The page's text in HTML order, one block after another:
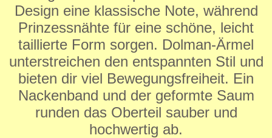
Design eine klassische Note, während
Prinzessnähte für eine schöne, leicht
taillierte Form sorgen. Dolman-Ärmel
unterstreichen den entspannten Stil und
bieten dir viel Bewegungsfreiheit. Ein
Nackenband und der geformte Saum
runden das Oberteil sauber und
hochwertig ab.